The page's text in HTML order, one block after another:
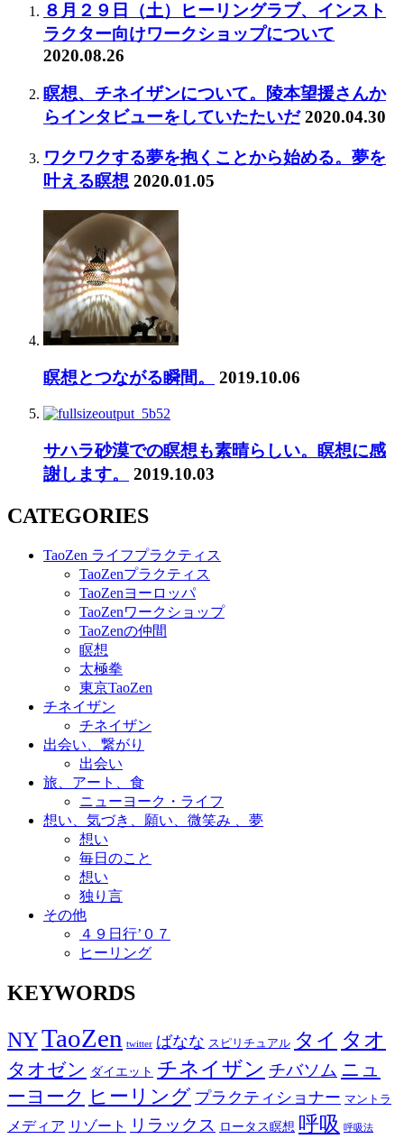
８月２９日（土）ヒーリングラブ、インスト
ラクター向けワークショップについて
2020.08.26
瞑想、チネイザンについて。陵本望援さんか
らインタビューをしていたたいだ 2020.04.30
ワクワクする夢を抱くことから始める。夢を
叶える瞑想 2020.01.05
瞑想とつながる瞬間。 2019.10.06
サハラ砂漠での瞑想も素晴らしい。瞑想に感
謝します。
2019.10.03
CATEGORIES
TaoZen ライフプラクティス
TaoZenプラクティス
TaoZenヨーロッパ
TaoZenワークショップ
TaoZenの仲間
瞑想
太極拳
東京TaoZen
チネイザン
チネイザン
出会い、繋がり
出会い
旅、アート、食
ニューヨーク・ライフ
想い、気づき、願い、微笑み 、夢
想い
毎日のこと
想い
独り言
その他
４９日行’０７
ヒーリング
KEYWORDS
NYTaoZen twitter ばなな スピリチュアル タイ タオ
タオゼン ダイエット チネイザン チバソム ニュ
ーヨーク ヒーリング プラクティショナー マントラ
メディア リゾート リラックス ロータス瞑想 呼吸 呼吸法